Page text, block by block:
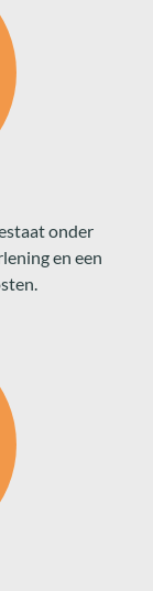
onder
en een